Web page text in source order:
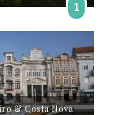
1
& Costa Nova